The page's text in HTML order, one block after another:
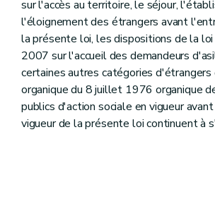
sur l'accès au territoire, le séjour,
l'éloignement des étrangers avant
la présente loi, les dispositions de la
2007 sur l'accueil des demandeurs
certaines autres catégories
organique du 8 juillet 1976 organique
publics d'action sociale en vigueur
vigueur de la présente loi continuent à